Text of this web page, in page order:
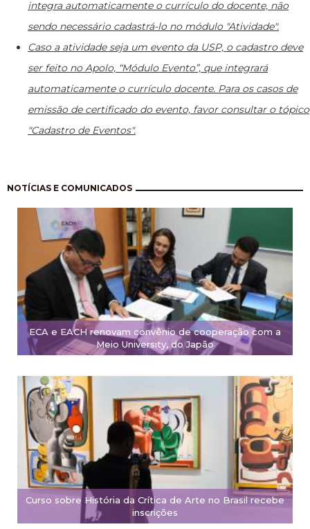
integra automaticamente o currículo do docente, não
sendo necessário cadastrá-lo no módulo "Atividade".
Caso a atividade seja um evento da USP, o cadastro deve
ser feito no Apolo, “Módulo Evento”, que integrará
automaticamente o currículo docente. Para os casos de
emissão de certificado do evento, favor consultar o tópico
"Cadastro de Eventos".
NOTÍCIAS E COMUNICADOS
ECA e EACH renovam convênio de cooperação com a
Meio University, do Japão
Curso sobre História da Crítica de Arte no Brasil recebe
inscrições
Paginação